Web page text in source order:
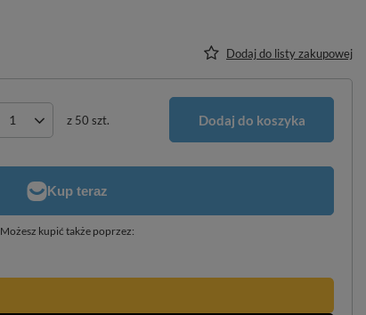
Dodaj do listy zakupowej
z 50 szt. Dodaj do koszyka
Możesz kupić także poprzez: